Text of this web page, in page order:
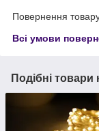
Повернення
Всі умови
Подібні товари